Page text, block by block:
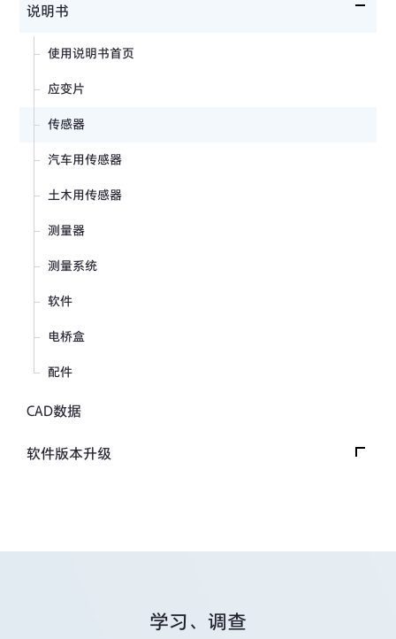
产品目录首页
说明书
使用说明书首页
应变片
传感器
汽车用传感器
土木用传感器
测量器
测量系统
软件
电桥盒
配件
CAD数据
软件版本升级
学习、调查